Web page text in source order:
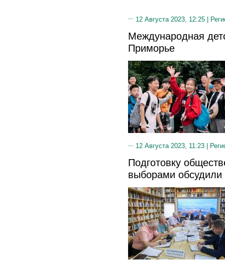
12 Августа 2023, 12:25 |
Международная
Приморье
12 Августа 2023, 11:23 |
Подготовку
выборами